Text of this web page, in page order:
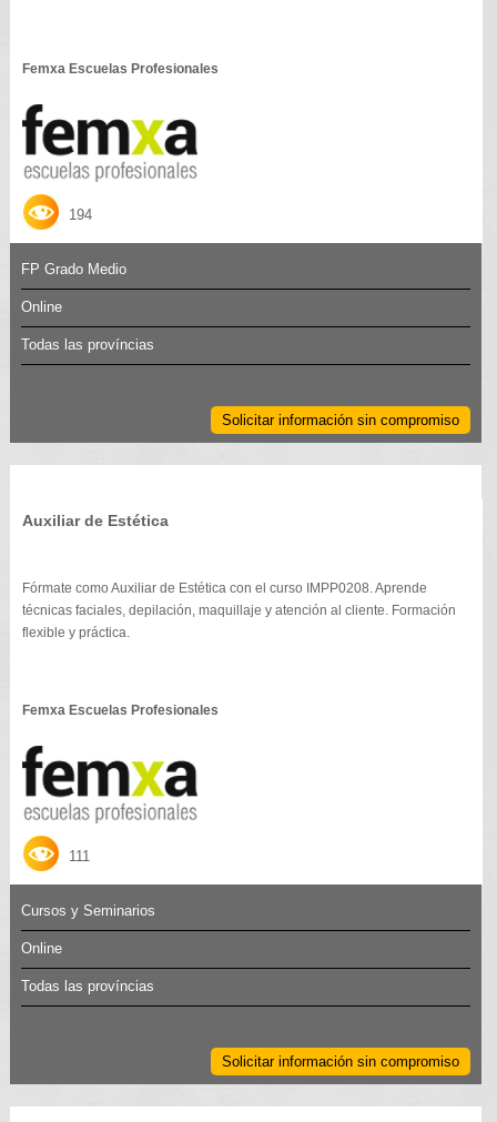
Femxa Escuelas Profesionales
194
FP Grado Medio
Online
Todas las províncias
Solicitar información sin compromiso
Auxiliar de Estética
Fórmate como Auxiliar de Estética con el curso IMPP0208. Aprende
técnicas faciales, depilación, maquillaje y atención al cliente. Formación
flexible y práctica.
Femxa Escuelas Profesionales
111
Cursos y Seminarios
Online
Todas las províncias
Solicitar información sin compromiso